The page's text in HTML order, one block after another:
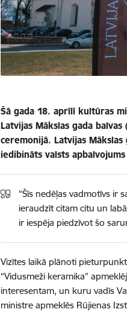
Šā gada 18. aprīlī kultūras
Latvijas Mākslas gada
ceremonijā. Latvijas
iedibināts valsts
“Šīs nedēļas vadmotīvs ir
ieraudzīt citam citu un
ir iespēja piedzīvot šo
Vizītes laikā plānoti
“Vidusmeži keramika”
interesentam, un kuru vadīs
ministre apmeklēs Rūjienas